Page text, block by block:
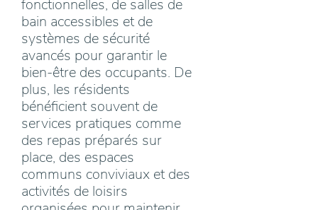
fonctionnelles, de salles de
bain accessibles et de
systèmes de sécurité
avancés pour garantir le
bien-être des occupants. De
plus, les résidents
bénéficient souvent de
services pratiques comme
des repas préparés sur
place, des espaces
communs conviviaux et des
activités de loisirs